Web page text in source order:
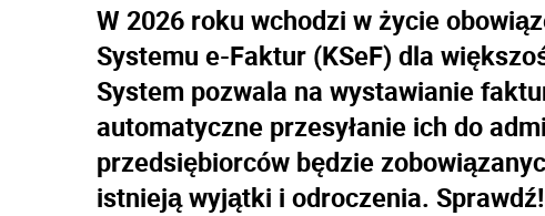
W 2026 roku wchodzi w życie
Systemu e-Faktur (KSeF) dla
System pozwala na wystawianie
automatyczne przesyłanie ich do
przedsiębiorców będzie
istnieją wyjątki i odroczenia. Sprawdź!